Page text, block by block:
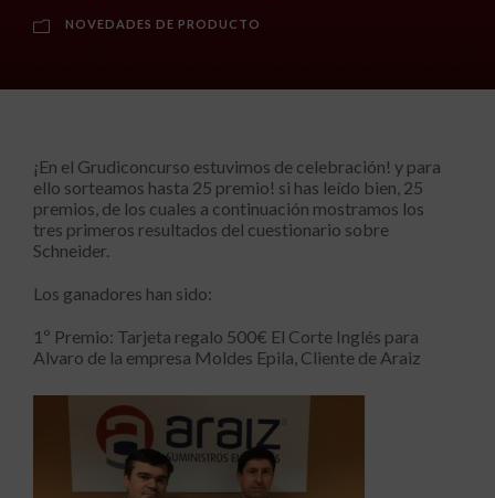
NOVEDADES DE PRODUCTO
¡En el Grudiconcurso estuvimos de celebración! y para
ello sorteamos hasta 25 premio! si has leído bien, 25
premios, de los cuales a continuación mostramos los
tres primeros resultados del cuestionario sobre
Schneider.
Los ganadores han sido:
1º Premio: Tarjeta regalo 500€ El Corte Inglés para
Alvaro de la empresa Moldes Epila, Cliente de Araiz